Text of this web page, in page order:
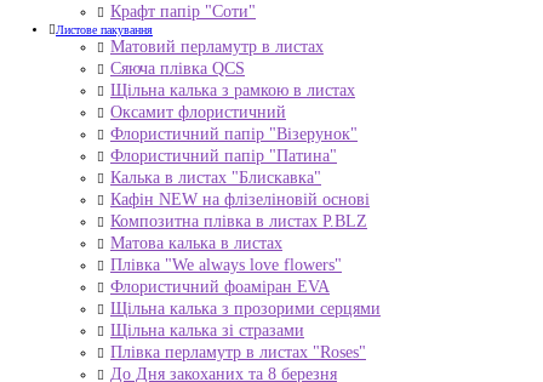
Крафт папір "Соти"
Листове пакування
Матовий перламутр в листах
Сяюча плівка QCS
Щільна калька з рамкою в листах
Оксамит флористичний
Флористичний папір "Візерунок"
Флористичний папір "Патина"
Калька в листах "Блискавка"
Кафін NEW на флізеліновій основі
Композитна плівка в листах Р.BLZ
Матова калька в листах
Плівка "We always love flowers"
Флористичний фоаміран EVA
Щільна калька з прозорими серцями
Щільна калька зі стразами
Плівка перламутр в листах "Roses"
До Дня закоханих та 8 березня